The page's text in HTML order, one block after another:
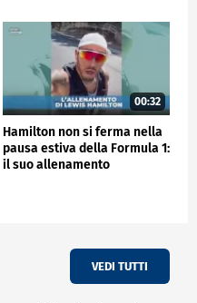
00:32
Hamilton non si ferma nella
pausa estiva della Formula 1:
il suo allenamento
VEDI TUTTI